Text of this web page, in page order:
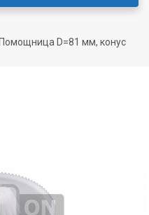
D=81 мм, конус